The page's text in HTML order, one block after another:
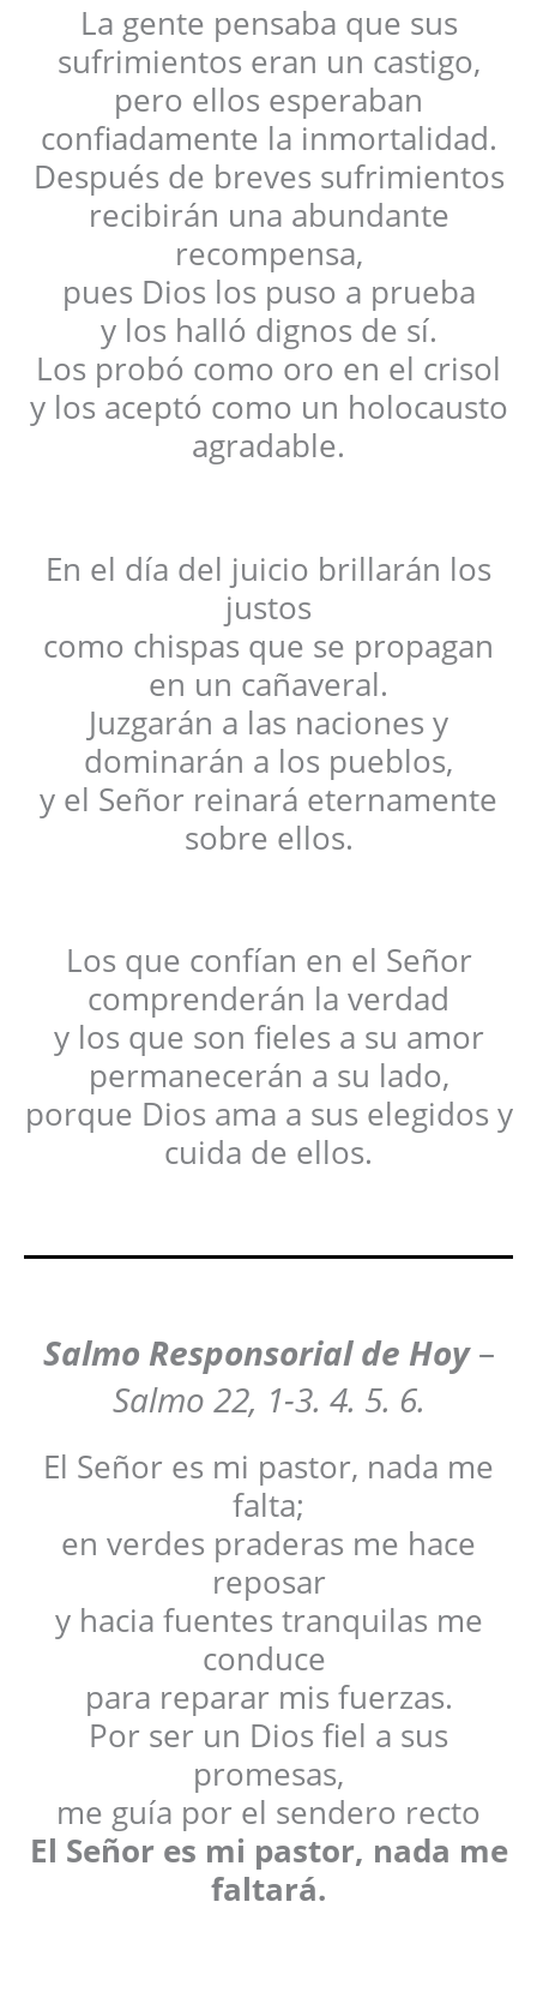
La gente pensaba que sus
sufrimientos eran un castigo,
pero ellos esperaban
confiadamente la inmortalidad.
Después de breves sufrimientos
recibirán una abundante
recompensa,
pues Dios los puso a prueba
y los halló dignos de sí.
Los probó como oro en el crisol
y los aceptó como un holocausto
agradable.
En el día del juicio brillarán los
justos
como chispas que se propagan
en un cañaveral.
Juzgarán a las naciones y
dominarán a los pueblos,
y el Señor reinará eternamente
sobre ellos.
Los que confían en el Señor
comprenderán la verdad
y los que son fieles a su amor
permanecerán a su lado,
porque Dios ama a sus elegidos y
cuida de ellos.
Salmo Responsorial de Hoy –
Salmo 22, 1-3. 4. 5. 6.
El Señor es mi pastor, nada me
falta;
en verdes praderas me hace
reposar
y hacia fuentes tranquilas me
conduce
para reparar mis fuerzas.
Por ser un Dios fiel a sus
promesas,
me guía por el sendero recto
El Señor es mi pastor, nada me
faltará.